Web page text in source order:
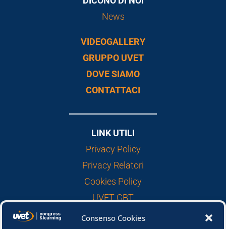
Consenso Cookies
News
VIDEOGALLERY
GRUPPO UVET
DOVE SIAMO
CONTATTACI
LINK UTILI
Privacy Policy
Privacy Relatori
Cookies Policy
UVET GBT
FOLLOW US